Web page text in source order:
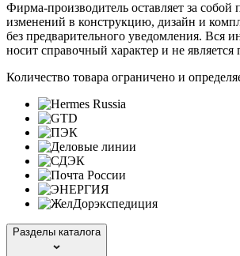
Фирма-производитель оставляет за собой
изменений в конструкцию, дизайн и
без предварительного уведомления. Вся
носит справочный характер и не
Количество товара ограничено и
Разделы каталога